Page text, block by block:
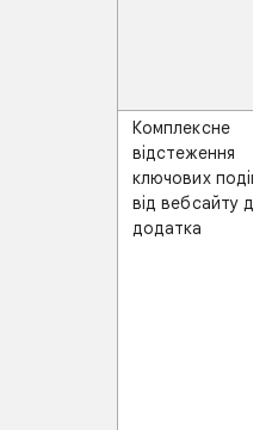
Комплексне
відстеження
ключових подій
від вебсайту до
додатка